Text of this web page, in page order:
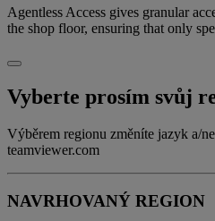
Agentless Access gives granular
the shop floor, ensuring that only
Vyberte prosím svůj
Výběrem regionu změníte jazyk a/
teamviewer.com
NAVRHOVANÝ REGION